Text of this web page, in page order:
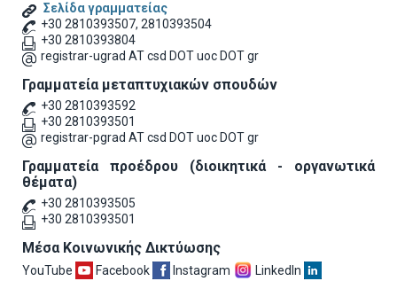
Σελίδα γραμματείας
+30 2810393507, 2810393504
+30 2810393804
registrar-ugrad AT csd DOT uoc DOT gr
Γραμματεία μεταπτυχιακών σπουδών
+30 2810393592
+30 2810393501
registrar-pgrad AT csd DOT uoc DOT gr
Γραμματεία προέδρου (διοικητικά - οργανωτικά
θέματα)
+30 2810393505
+30 2810393501
Μέσα Κοινωνικής Δικτύωσης
YouTube Facebook Instagram LinkedIn